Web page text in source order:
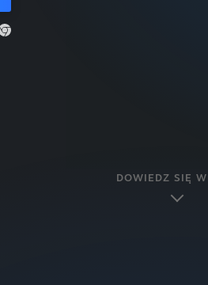
DOWIEDZ SIĘ